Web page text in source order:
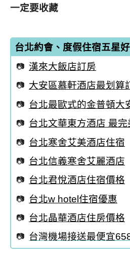
一定要收藏
台北約會、度假住宿五星
漢來大飯店訂房
大安區慕軒酒店最划算
台北最歐式的金普頓大
台北文華東方酒店 最
台北寒舍艾美酒店住宿
台北信義寒舍艾麗酒店
台北君悅酒店住宿價格
台北w hotel住宿優惠
台北晶華酒店住房價格
台灣機場接送最便宜